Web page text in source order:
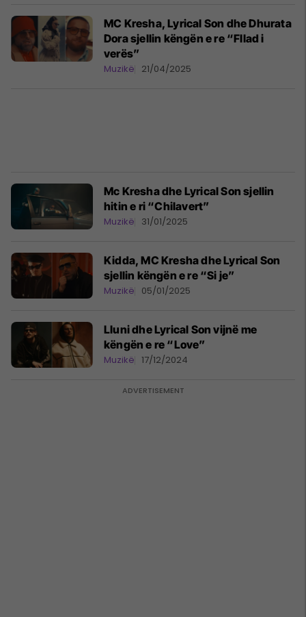
MC Kresha, Lyrical Son dhe Dhurata
Dora sjellin këngën e re “Fllad i
verës”
Muzikë 21/04/2025
Mc Kresha dhe Lyrical Son sjellin
hitin e ri “Chilavert”
Muzikë 31/01/2025
Kidda, MC Kresha dhe Lyrical Son
sjellin këngën e re “Si je”
Muzikë 05/01/2025
Lluni dhe Lyrical Son vijnë me
këngën e re “Love”
Muzikë 17/12/2024